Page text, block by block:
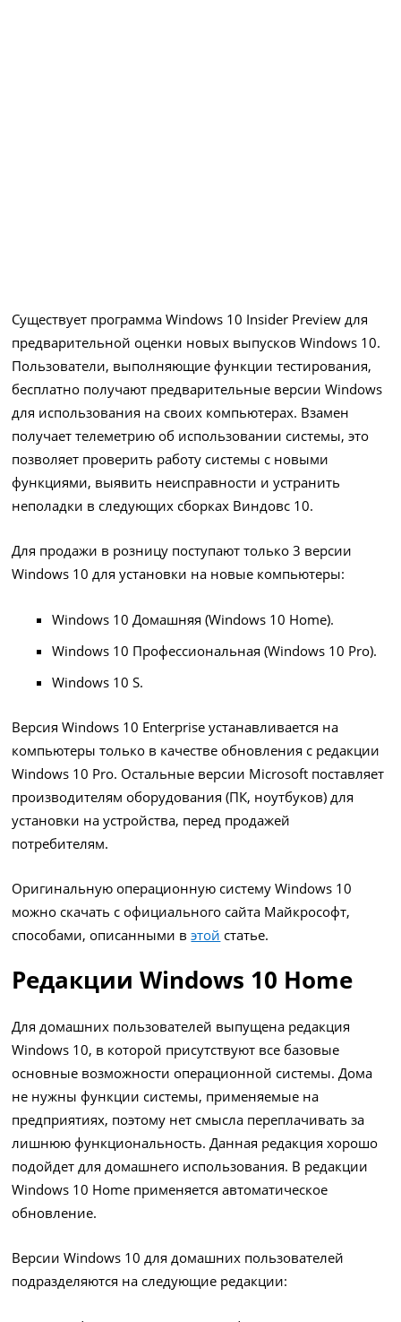
Существует программа Windows 10 Insider Preview для
предварительной оценки новых выпусков Windows 10.
Пользователи, выполняющие функции тестирования,
бесплатно получают предварительные версии Windows
для использования на своих компьютерах. Взамен
получает телеметрию об использовании системы, это
позволяет проверить работу системы с новыми
функциями, выявить неисправности и устранить
неполадки в следующих сборках Виндовс 10.
Для продажи в розницу поступают только 3 версии
Windows 10 для установки на новые компьютеры:
Windows 10 Домашняя (Windows 10 Home).
Windows 10 Профессиональная (Windows 10 Pro).
Windows 10 S.
Версия Windows 10 Enterprise устанавливается на
компьютеры только в качестве обновления с редакции
Windows 10 Pro. Остальные версии Microsoft поставляет
производителям оборудования (ПК, ноутбуков) для
установки на устройства, перед продажей
потребителям.
Оригинальную операционную систему Windows 10
можно скачать с официального сайта Майкрософт,
способами, описанными вэтой статье.
Редакции Windows 10 Home
Для домашних пользователей выпущена редакция
Windows 10, в которой присутствуют все базовые
основные возможности операционной системы. Дома
не нужны функции системы, применяемые на
предприятиях, поэтому нет смысла переплачивать за
лишнюю функциональность. Данная редакция хорошо
подойдет для домашнего использования. В редакции
Windows 10 Home применяется автоматическое
обновление.
Версии Windows 10 для домашних пользователей
подразделяются на следующие редакции: